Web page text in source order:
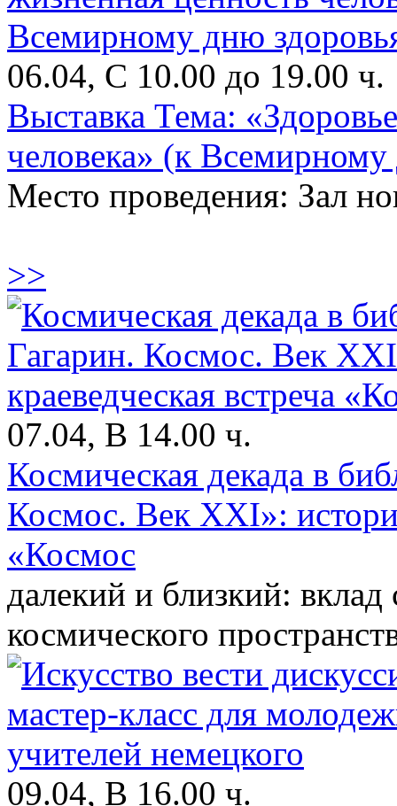
06.04, С 10.00 до 19.00 ч.
Выставка Тема:
человека» (к
Место проведения: Зал
>>
07.04, В 14.00 ч.
Космическая декада в
Космос. Век XXI»:
«Космос
далекий и близкий: вклад
космического
09.04, В 16.00 ч.